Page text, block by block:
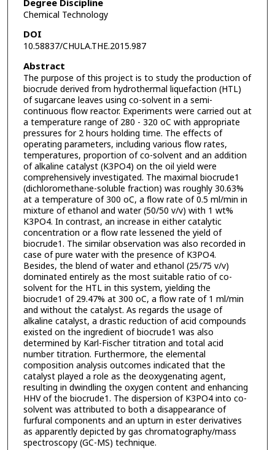
Degree Discipline
Chemical Technology
DOI
10.58837/CHULA.THE.2015.987
Abstract
The purpose of this project is to study the production of
biocrude derived from hydrothermal liquefaction (HTL)
of sugarcane leaves using co-solvent in a semi-
continuous flow reactor. Experiments were carried out at
a temperature range of 280 - 320 oC with appropriate
pressures for 2 hours holding time. The effects of
operating parameters, including various flow rates,
temperatures, proportion of co-solvent and an addition
of alkaline catalyst (K3PO4) on the oil yield were
comprehensively investigated. The maximal biocrude1
(dichloromethane-soluble fraction) was roughly 30.63%
at a temperature of 300 oC, a flow rate of 0.5 ml/min in
mixture of ethanol and water (50/50 v/v) with 1 wt%
K3PO4. In contrast, an increase in either catalytic
concentration or a flow rate lessened the yield of
biocrude1. The similar observation was also recorded in
case of pure water with the presence of K3PO4.
Besides, the blend of water and ethanol (25/75 v/v)
dominated entirely as the most suitable ratio of co-
solvent for the HTL in this system, yielding the
biocrude1 of 29.47% at 300 oC, a flow rate of 1 ml/min
and without the catalyst. As regards the usage of
alkaline catalyst, a drastic reduction of acid compounds
existed on the ingredient of biocrude1 was also
determined by Karl-Fischer titration and total acid
number titration. Furthermore, the elemental
composition analysis outcomes indicated that the
catalyst played a role as the deoxygenating agent,
resulting in dwindling the oxygen content and enhancing
HHV of the biocrude1. The dispersion of K3PO4 into co-
solvent was attributed to both a disappearance of
furfural components and an upturn in ester derivatives
as apparently depicted by gas chromatography/mass
spectroscopy (GC-MS) technique.